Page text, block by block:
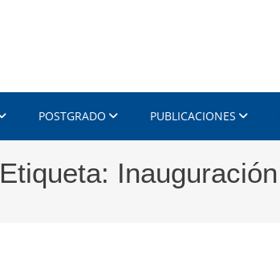
POSTGRADO PUBLICACIONES
Etiqueta: Inauguración